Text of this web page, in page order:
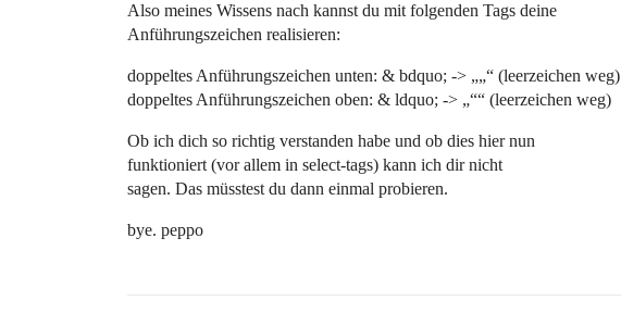
Also meines Wissens nach kannst du mit folgenden Tags deine
Anführungszeichen realisieren:
doppeltes Anführungszeichen unten: & bdquo; -> „„“ (leerzeichen weg)
doppeltes Anführungszeichen oben: & ldquo; -> „““ (leerzeichen weg)
Ob ich dich so richtig verstanden habe und ob dies hier nun
funktioniert (vor allem in select-tags) kann ich dir nicht
sagen. Das müsstest du dann einmal probieren.
bye. peppo